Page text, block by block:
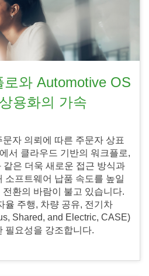
와 Automotive OS
용화의 가속
자 의뢰에 따른 주문자 상표
서 클라우드 기반의 워크플로,
같은 더욱 새로운 접근 방식과
소프트웨어 납품 속도를 높일
환의 바람이 불고 있습니다.
율 주행, 차량 공유, 전기차
Shared, and Electric, CASE)
필요성을 강조합니다.